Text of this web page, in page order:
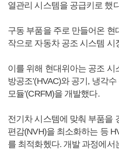
열관리 시스템을 공급키로 했
구동 부품을 주로 만들어온 현
작으로 자동차 공조 시스템 시
이를 위해 현대위아는 공조 시
방공조’(HVAC)와 공기, 냉각
모듈’(CRFM)을 개발했다.
전기차 시스템에 맞춰 부품을
편감(NVH)을 최소화하는 등
를 최적화헸다. 개발 과정에서